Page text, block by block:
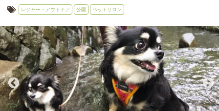
レジャー・アウトドア 公園 ペットサロン